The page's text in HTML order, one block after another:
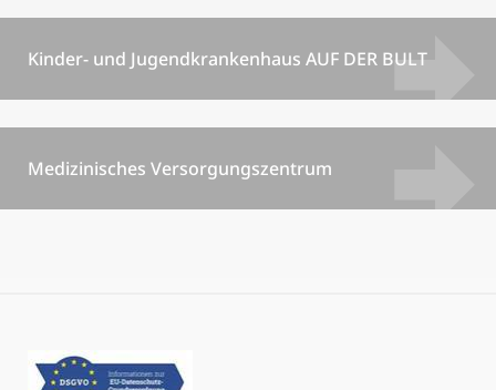
Kinder- und Jugendkrankenhaus AUF DER BULT
Medizinisches Versorgungszentrum